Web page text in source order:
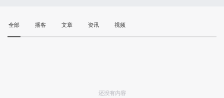
全部 播客 文章 资讯 视频
还没有内容